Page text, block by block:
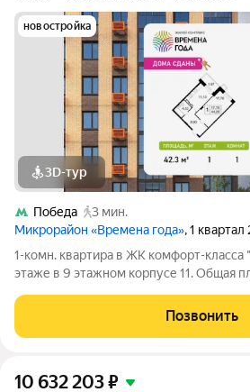
новостройка
3D-тур
Победа
3 мин.
Микрорайон «Времена года», 1
1-комн. квартира в ЖК комфорт-класса
этаже в 9 этажном корпусе 11. Общая
современный жилой комплекс комфорт-
расположенный в тихом и зеленом
Позвонить
10 632 203₽